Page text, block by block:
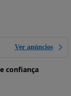
Ver anúncios
confiança